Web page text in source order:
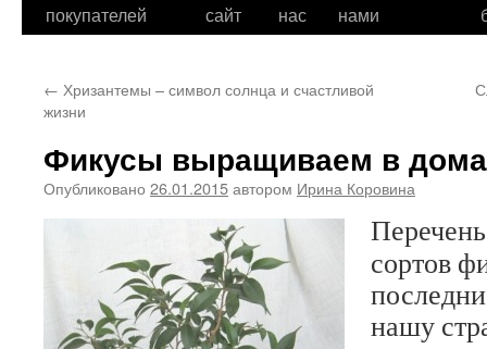
покупателей
сайт
нас
нами
← Хризантемы – символ солнца и счастливой
жизни
Фикусы выращиваем в
Опубликовано 26.01.2015автором Ирина Коровина
сортов
нашу